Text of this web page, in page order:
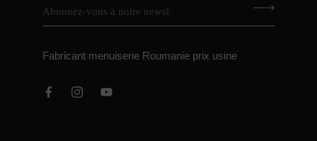
Fabricant menuiserie Roumanie prix usine